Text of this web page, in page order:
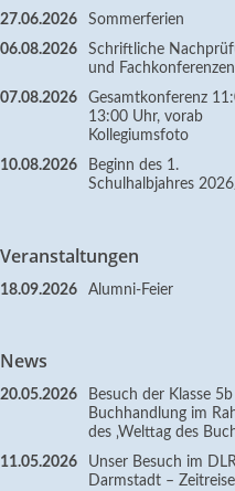
27.06.2026
Sommerferien
06.08.2026
Schriftliche
und Fachkonferenzen
07.08.2026
Gesamtkonferenz
13:00 Uhr, vorab
Kollegiumsfoto
10.08.2026
Beginn des 1.
Schulhalbjahres
Veranstaltungen
18.09.2026 Alumni-Feier
News
20.05.2026
Besuch der Klasse
Buchhandlung im
des ‚Welttag des
11.05.2026
Unser Besuch im
Darmstadt –